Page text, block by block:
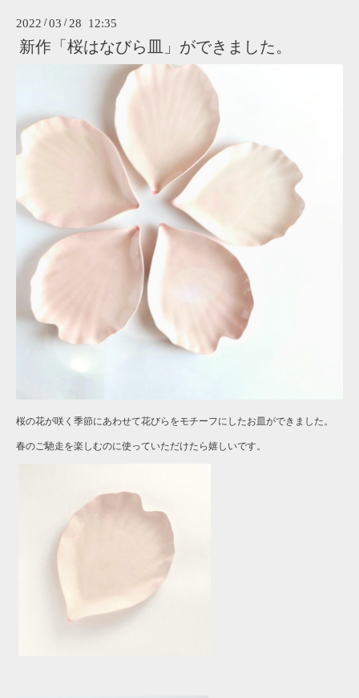
2022 /03 / 28 12:35
新作「桜はなびら皿」ができました。
桜の花が咲く季節にあわせて花びらをモチーフにしたお皿ができました。
春のご馳走を楽しむのに使っていただけたら嬉しいです。